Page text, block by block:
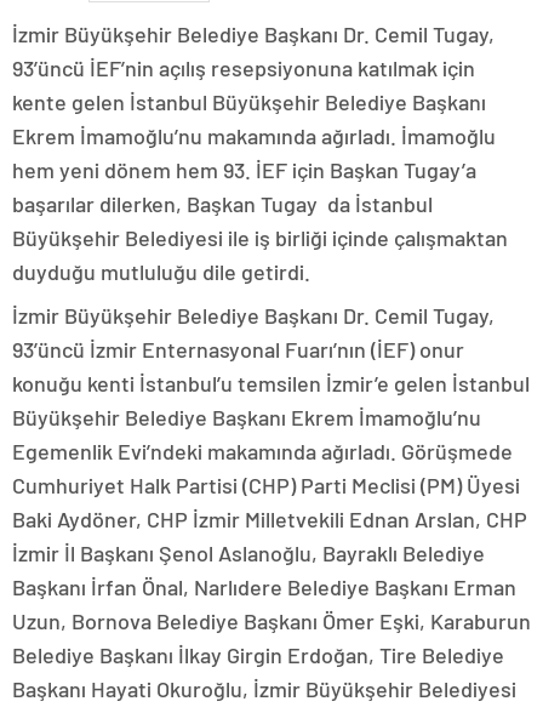
İzmir Büyükşehir Belediye Başkanı Dr. Cemil Tugay,
93’üncü İEF’nin açılış resepsiyonuna katılmak için
kente gelen İstanbul Büyükşehir Belediye Başkanı
Ekrem İmamoğlu’nu makamında ağırladı. İmamoğlu
hem yeni dönem hem 93. İEF için Başkan Tugay’a
başarılar dilerken, Başkan Tugay da İstanbul
Büyükşehir Belediyesi ile iş birliği içinde çalışmaktan
duyduğu mutluluğu dile getirdi.
İzmir Büyükşehir Belediye Başkanı Dr. Cemil Tugay,
93’üncü İzmir Enternasyonal Fuarı’nın (İEF) onur
konuğu kenti İstanbul’u temsilen İzmir’e gelen İstanbul
Büyükşehir Belediye Başkanı Ekrem İmamoğlu’nu
Egemenlik Evi’ndeki makamında ağırladı. Görüşmede
Cumhuriyet Halk Partisi (CHP) Parti Meclisi (PM) Üyesi
Baki Aydöner, CHP İzmir Milletvekili Ednan Arslan, CHP
İzmir İl Başkanı Şenol Aslanoğlu, Bayraklı Belediye
Başkanı İrfan Önal, Narlıdere Belediye Başkanı Erman
Uzun, Bornova Belediye Başkanı Ömer Eşki, Karaburun
Belediye Başkanı İlkay Girgin Erdoğan, Tire Belediye
Başkanı Hayati Okuroğlu, İzmir Büyükşehir Belediyesi